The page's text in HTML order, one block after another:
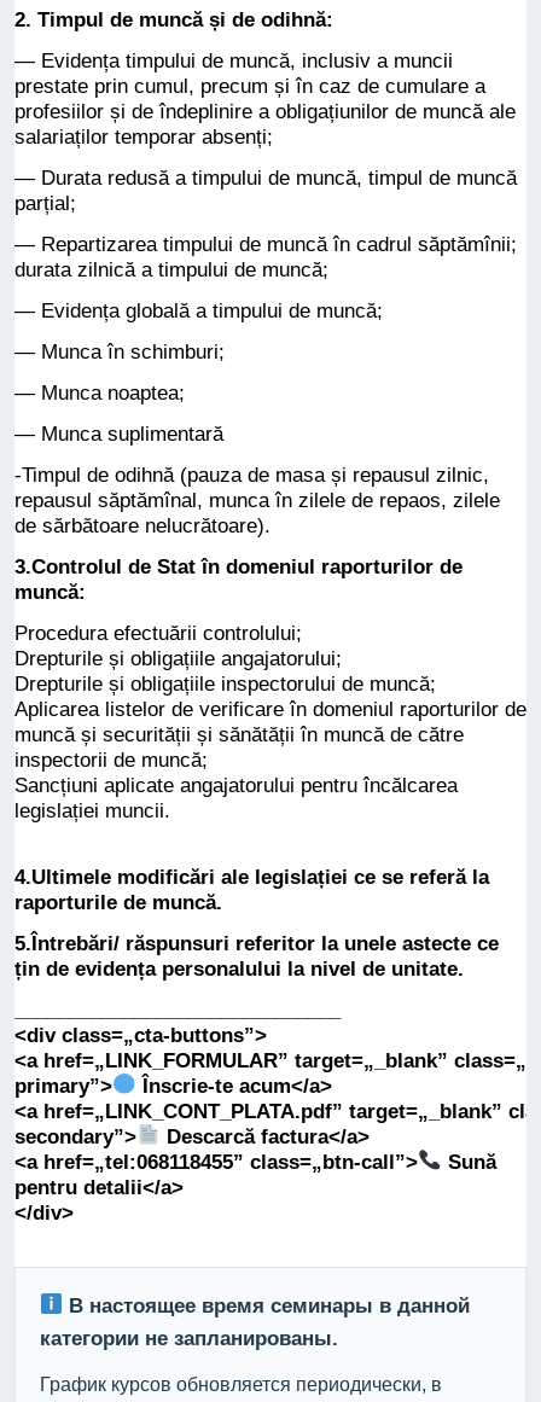
2. Timpul de muncă și de odihnă:
— Evidența timpului de muncă, inclusiv a muncii
prestate prin cumul, precum și în caz de cumulare a
profesiilor și de îndeplinire a obligațiunilor de muncă ale
salariaților temporar absenți;
— Durata redusă a timpului de muncă, timpul de muncă
parțial;
— Repartizarea timpului de muncă în cadrul săptămînii;
durata zilnică a timpului de muncă;
— Evidența globală a timpului de muncă;
— Munca în schimburi;
— Munca noaptea;
— Munca suplimentară
-Timpul de odihnă (pauza de masa și repausul zilnic,
repausul săptămînal, munca în zilele de repaos, zilele
de sărbătoare nelucrătoare).
3.Controlul de Stat în domeniul raporturilor de
muncă:
Procedura efectuării controlului;
Drepturile și obligațiile angajatorului;
Drepturile și obligațiile inspectorului de muncă;
Aplicarea listelor de verificare în domeniul raporturilor de
muncă și securității și sănătății în muncă de către
inspectorii de muncă;
Sancțiuni aplicate angajatorului pentru încălcarea
legislației muncii.
4.Ultimele modificări ale legislației ce se referă la
raporturile de muncă.
5.Întrebări/ răspunsuri referitor la unele astecte ce
țin de evidența personalului la nivel de unitate.
<div class=„cta-buttons”>
<a href=„LINK_FORMULAR” target=„_blank” class=
primary”> Înscrie-te acum</a>
<a href=„LINK_CONT_PLATA.pdf” target=„_blank”
secondary”> Descarcă factura</a>
<a href=„tel:068118455” class=„btn-call”>
Sună
pentru detalii</a>
</div>
В настоящее время семинары в данной
категории не запланированы.
График курсов обновляется периодически, в